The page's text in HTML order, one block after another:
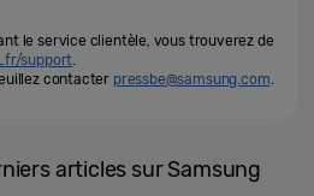
le service clientèle, vous trouverez de
support.
contacter pressbe@samsung.com.
articles sur Samsung